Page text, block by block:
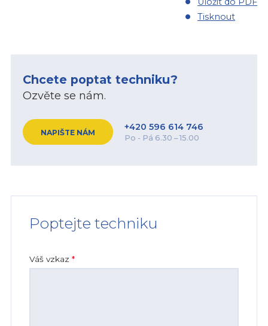
Tisknout
Chcete poptat techniku?
Ozvěte se nám.
NAPIŠTE NÁM
+420 596 614 746
Po - Pá 6.30 – 15.00
Poptejte techniku
Váš vzkaz *